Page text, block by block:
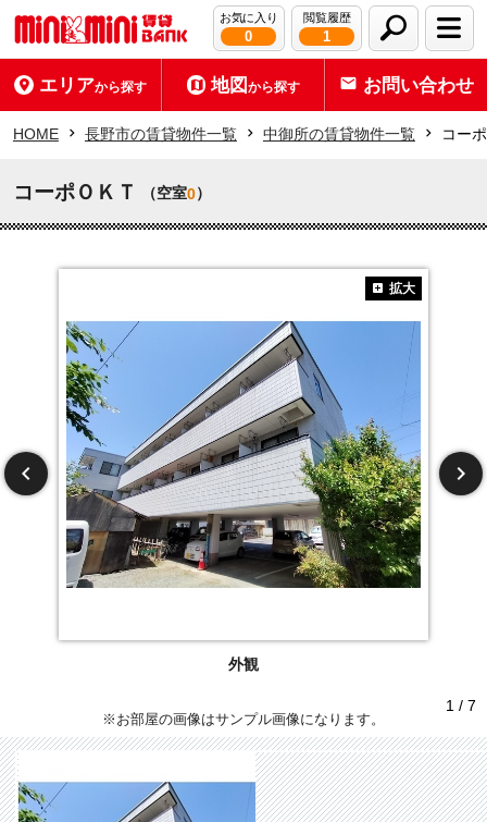
お気に入り
0
閲覧履歴
1
エリアから探す 地図から探す お問い合わせ
HOME 長野市の賃貸物件一覧 中御所の賃貸物件一覧 コー
コーポＯＫＴ （空室0）
外観
拡大
1 / 7
※お部屋の画像はサンプル画像になります。